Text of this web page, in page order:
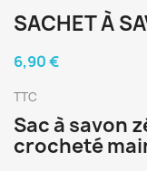
SACHET À
6,90 €
TTC
Sac à savon
crocheté